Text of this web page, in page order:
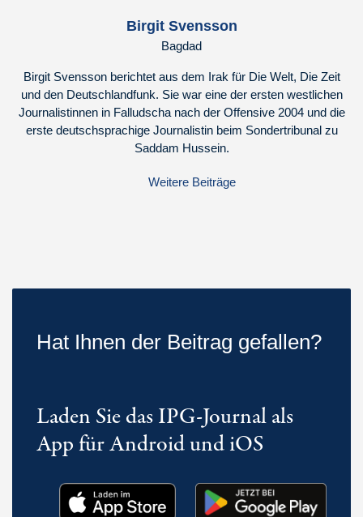
Birgit Svensson
Bagdad
Birgit Svensson berichtet aus dem Irak für Die Welt, Die Zeit
und den Deutschlandfunk. Sie war eine der ersten westlichen
Journalistinnen in Falludscha nach der Offensive 2004 und die
erste deutschsprachige Journalistin beim Sondertribunal zu
Saddam Hussein.
Weitere Beiträge
Hat Ihnen der Beitrag gefallen?
Laden Sie das IPG-Journal als
App für Android und iOS